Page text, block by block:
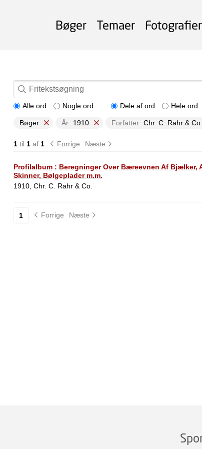
Bøger Temaer Fotografier
Alle ord Nogle ord Dele af ord Hele ord
Bøger År: 1910 Forfatter: Chr. C. Rahr & Co.
1til 1af 1 Forrige Næste
Profilalbum : Beregninger Over Bæreevnen Af Bjælker,
Skinner, Bølgeplader m.m.
1910, Chr. C. Rahr & Co.
1 Forrige Næste